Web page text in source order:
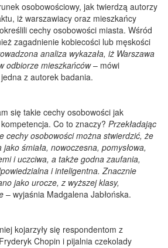
osobowościowy, jak twierdzą autorzy
iż warszawiacy oraz mieszkańcy
cechy osobowości miasta. Wśród
zagadnienie kobiecości lub męskości
analiza wykazała, iż Warszawa
odbiorze mieszkańców– mówi
z autorek badania.
się takie cechy osobowości jak
Co to znaczy? Przekładając
cechy osobowości można stwierdzić, że
śmiała, nowoczesna, pomysłowa,
i uczciwa, a także godna zaufania,
i inteligentna. Znacznie
jako urocze, z wyższej klasy,
– wyjaśnia Madgalena Jabłońska.
kojarzyły się respondentom z
Chopin i pijalnia czekolady